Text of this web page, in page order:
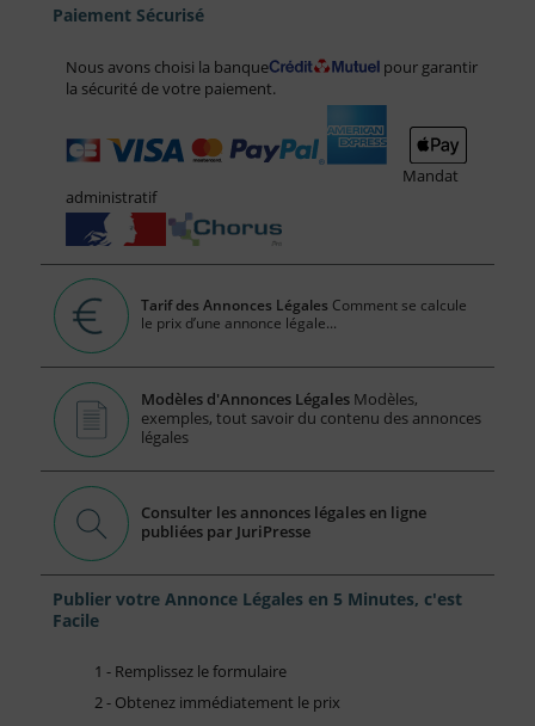
Paiement Sécurisé
Nous avons choisi la banque
pour garantir
la sécurité de votre paiement.
Mandat
administratif
Tarif des Annonces Légales Comment se calcule
le prix d’une annonce légale...
Modèles d'Annonces Légales Modèles,
exemples, tout savoir du contenu des annonces
légales
Consulter les annonces légales en ligne
publiées par JuriPresse
Publier votre Annonce Légales en 5 Minutes, c'est
Facile
1 - Remplissez le formulaire
2 - Obtenez immédiatement le prix